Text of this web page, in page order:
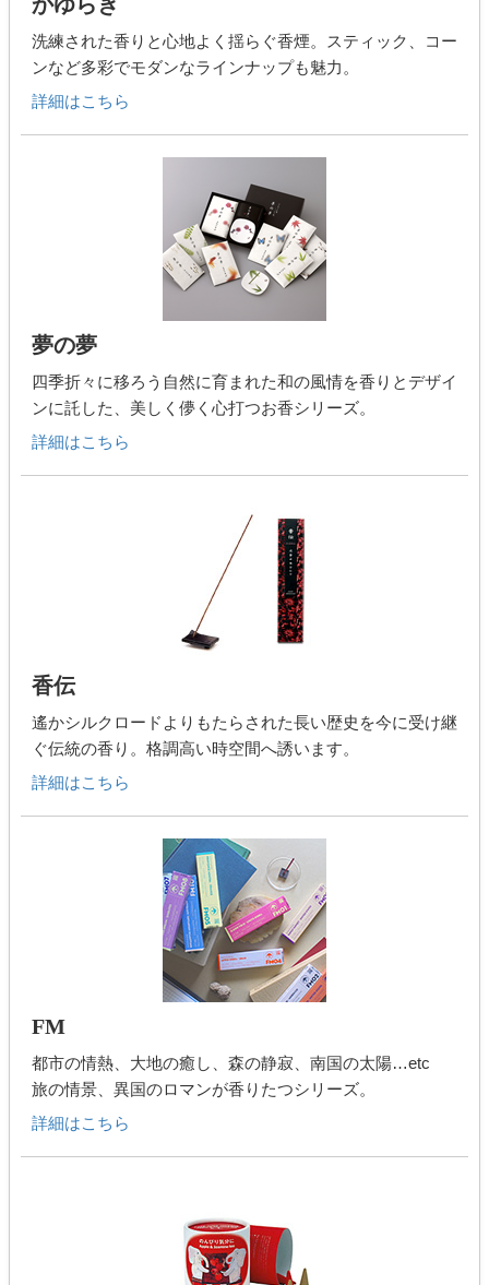
洗練された香りと心地よく揺らぐ香煙。スティック、コー
ンなど多彩でモダンなラインナップも魅力。
詳細はこちら
夢の夢
四季折々に移ろう自然に育まれた和の風情を香りとデザイ
ンに託した、美しく儚く心打つお香シリーズ。
詳細はこちら
香伝
遙かシルクロードよりもたらされた長い歴史を今に受け継
ぐ伝統の香り。格調高い時空間へ誘います。
詳細はこちら
FM
都市の情熱、大地の癒し、森の静寂、南国の太陽…etc
旅の情景、異国のロマンが香りたつシリーズ。
詳細はこちら